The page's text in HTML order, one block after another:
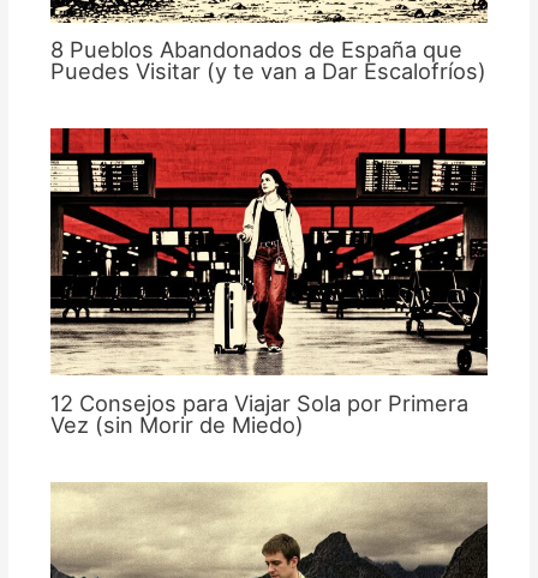
8 Pueblos Abandonados de España que
Puedes Visitar (y te van a Dar Escalofríos)
12 Consejos para Viajar Sola por Primera
Vez (sin Morir de Miedo)